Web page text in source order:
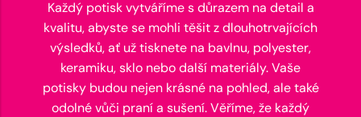
Každý potisk vytváříme s důrazem na detail a
kvalitu, abyste se mohli těšit z dlouhotrvajících
výsledků, ať už tisknete na bavlnu, polyester,
keramiku, sklo nebo další materiály. Vaše
potisky budou nejen krásné na pohled, ale také
odolné vůči praní a sušení. Věříme, že každý